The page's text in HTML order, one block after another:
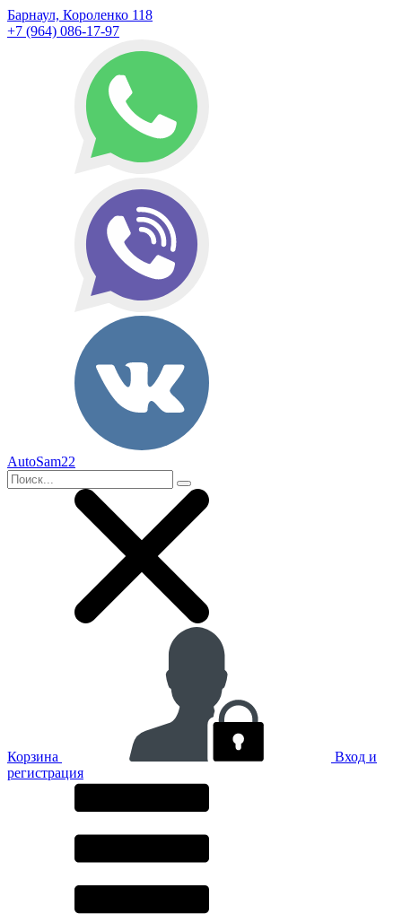
Барнаул, Короленко 118
+7 (964) 086-17-97
AutoSam22
Корзина
Вход и
регистрация